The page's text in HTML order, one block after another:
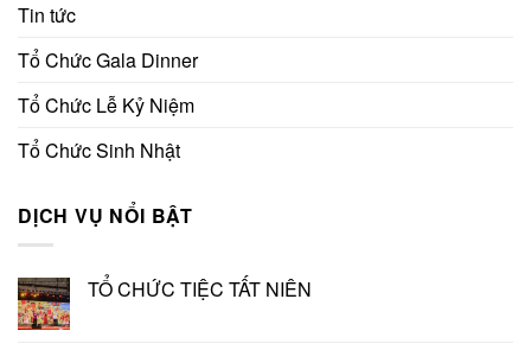
Tin tức
Tổ Chức Gala Dinner
Tổ Chức Lễ Kỷ Niệm
Tổ Chức Sinh Nhật
DỊCH VỤ NỔI BẬT
TỔ CHỨC TIỆC TẤT NIÊN